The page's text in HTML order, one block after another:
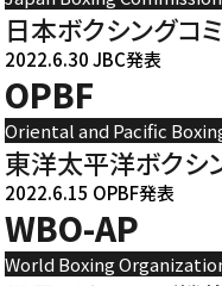
日本ボクシングコ
2022.6.30 JBC発表
OPBF
Oriental and Pacific
東洋太平洋ボクシ
2022.6.15 OPBF発表
WBO-AP
World Boxing